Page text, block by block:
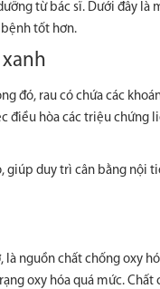
từ bác sĩ. Dưới đây là
tốt hơn.
đó, rau có chứa các
điều hòa các triệu chứng
giúp duy trì cân bằng nội
nguồn chất chống oxy
oxy hóa quá mức. Chất